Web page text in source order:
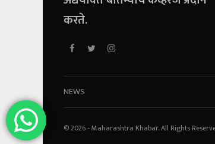
करते.
NEWS
© 2026 - Maharashtra Khabar. All Rights